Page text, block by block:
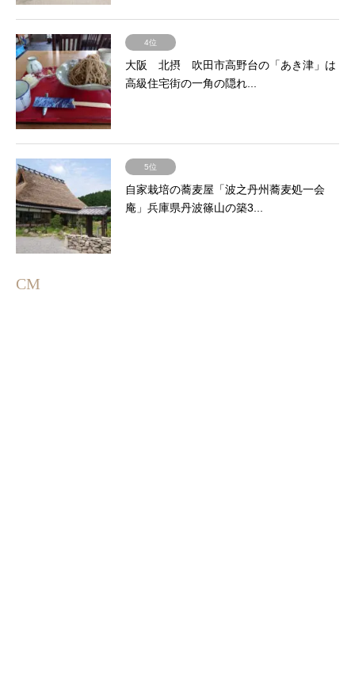
4位
大阪 北摂 吹田市高野台の「あき津」は
高級住宅街の一角の隠れ...
5位
自家栽培の蕎麦屋「波之丹州蕎麦処一会
庵」兵庫県丹波篠山の築3...
CM